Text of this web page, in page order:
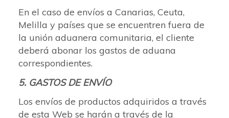
En el caso de envíos a Canarias, Ceuta,
Melilla y países que se encuentren fuera de
la unión aduanera comunitaria, el cliente
deberá abonar los gastos de aduana
correspondientes.
5. GASTOS DE ENVÍO
Los envíos de productos adquiridos a través
de esta Web se harán a través de la